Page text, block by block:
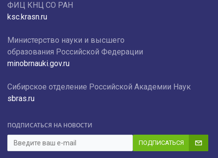
ФИЦ КНЦ СО РАН
ksc.krasn.ru
Министерство науки и высшего
образования Российской Федерации
minobrnauki.gov.ru
Сибирское отделение Российской Академии Наук
sbras.ru
ПОДПИСАТЬСЯ НА НОВОСТИ
ПОДПИСАТЬСЯ